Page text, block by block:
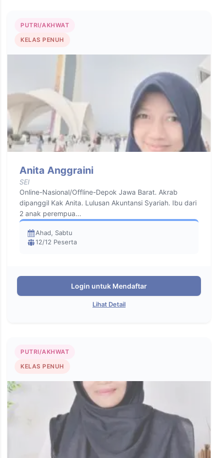
PUTRI/AKHWAT
KELAS PENUH
Anita Anggraini
SEI
Online-Nasional/Offline-Depok Jawa Barat. Akrab
dipanggil Kak Anita. Lulusan Akuntansi Syariah. Ibu dari
2 anak perempua...
Ahad, Sabtu
12/12 Peserta
Login untuk Mendaftar
Lihat Detail
PUTRI/AKHWAT
KELAS PENUH